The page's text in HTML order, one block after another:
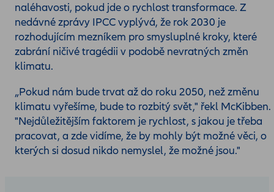
naléhavosti, pokud jde o rychlost transformace. Z
nedávné zprávy IPCC vyplývá, že rok 2030 je
rozhodujícím mezníkem pro smysluplné kroky, které
zabrání ničivé tragédii v podobě nevratných změn
klimatu.
„Pokud nám bude trvat až do roku 2050, než změnu
klimatu vyřešíme, bude to rozbitý svět," řekl McKibben.
"Nejdůležitějším faktorem je rychlost, s jakou je třeba
pracovat, a zde vidíme, že by mohly být možné věci, o
kterých si dosud nikdo nemyslel, že možné jsou."